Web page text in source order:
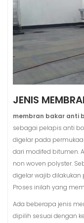
JENIS
membran bakar anti
sebagai pelapis anti
digelar pada
dari modifed bitumen.
non woven polyster.
digelar wajib
Proses inilah yang
Ada beberapa jenis
dipilih sesuai dengan